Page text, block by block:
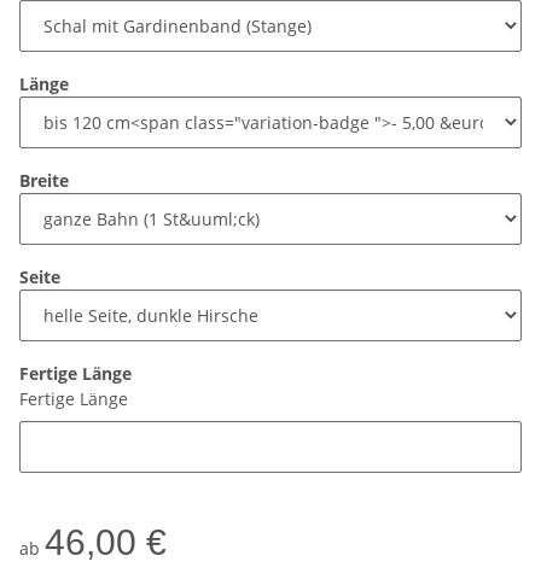
Länge
Breite
Seite
Fertige Länge
Fertige Länge
ab 46,00 €